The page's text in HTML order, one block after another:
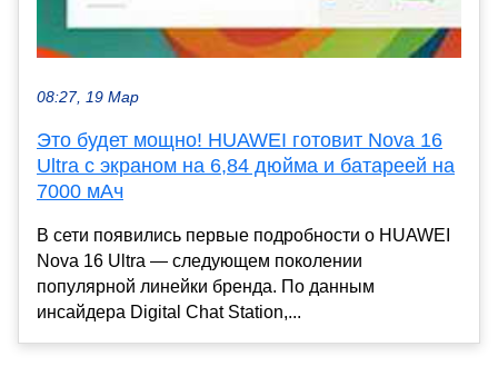
08:27, 19 Мар
Это будет мощно! HUAWEI готовит Nova 16
Ultra с экраном на 6,84 дюйма и батареей на
7000 мАч
В сети появились первые подробности о HUAWEI
Nova 16 Ultra — следующем поколении
популярной линейки бренда. По данным
инсайдера Digital Chat Station,...